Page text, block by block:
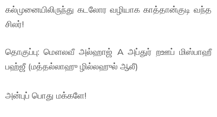
கல்முனையிலிருந்து கடலோர வழியாக காத்தான்குடி வந்த
சிலர்!
தொகுப்பு: மௌலவீ அல்ஹாஜ் A அப்துர் றஊப் மிஸ்பாஹீ
பஹ்ஜீ (மத்தல்லாஹு ழில்லஹுல் ஆலீ)
அன்புப் பொது மக்களே!